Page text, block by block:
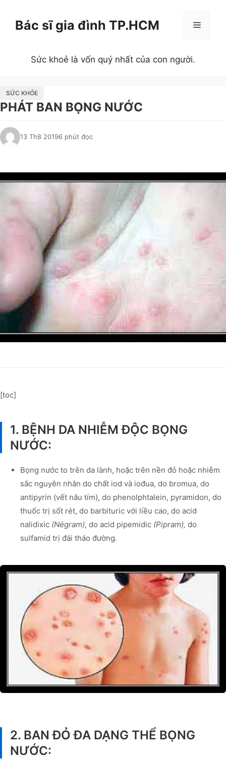
Bác sĩ gia đình TP.HCM Menu
Sức khoẻ là vốn quý nhất của con người.
SỨC KHỎE
PHÁT BAN BỌNG NƯỚC
13 Th8 20196 phút đọc
[toc]
1. BỆNH DA NHIỄM ĐỘC BỌNG
NƯỚC:
Bọng nước to trên da lành, hoặc trên nền đỏ hoặc nhiễm
sắc nguyên nhân do chất iod và iođua, do bromua, do
antipyrin (vết nâu tím), do phenolphtalein, pyramidon, do
thuốc trị sốt rét, do barbituric với liều cao, do acid
nalidixic (Négram), do acid pipemidic (Pipram), do
sulfamid trị đái tháo đường.
2. BAN ĐỎ ĐA DẠNG THỂ BỌNG
NƯỚC: